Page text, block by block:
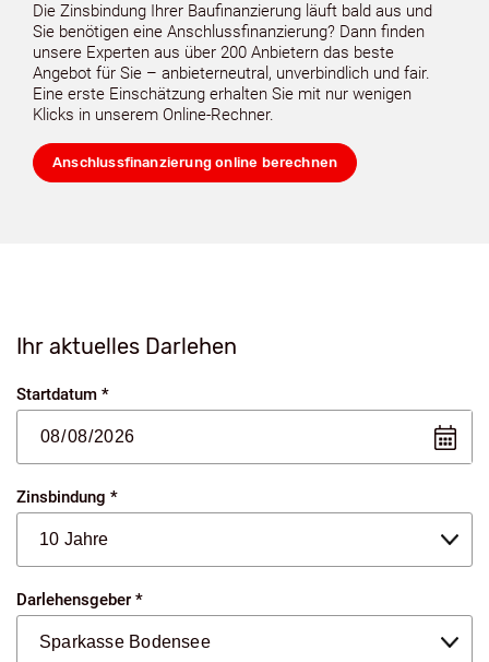
Die Zinsbindung Ihrer Baufinanzierung läuft bald aus und
Sie benötigen eine Anschlussfinanzierung? Dann finden
unsere Experten aus über 200 Anbietern das beste
Angebot für Sie – anbieterneutral, unverbindlich und fair.
Eine erste Einschätzung erhalten Sie mit nur wenigen
Klicks in unserem Online-Rechner.
Anschlussfinanzierung online berechnen
Ihr aktuelles Darlehen
Startdatum *
Zinsbindung *
Darlehensgeber *